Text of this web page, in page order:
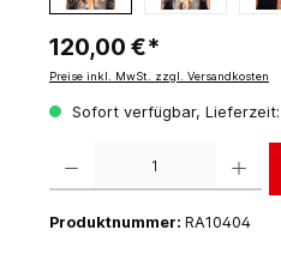
120,00 €*
Preise inkl. MwSt. zzgl. Versandkosten
Sofort verfügbar,
Produktnummer: RA10404